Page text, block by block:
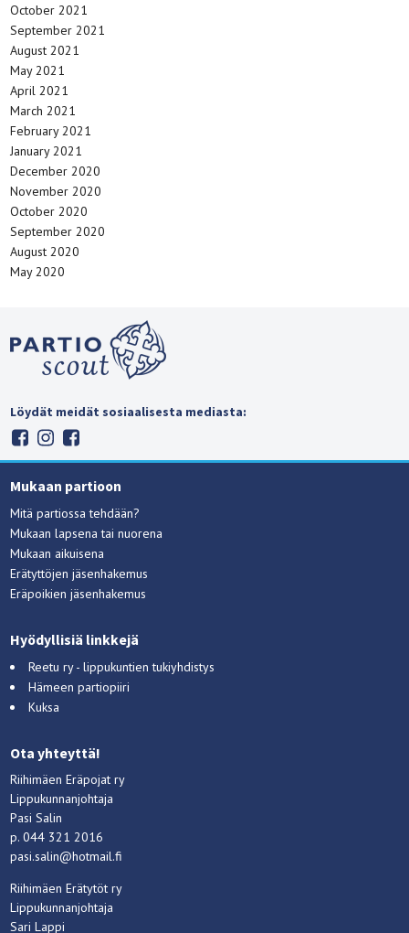
October 2021
September 2021
August 2021
May 2021
April 2021
March 2021
February 2021
January 2021
December 2020
November 2020
October 2020
September 2020
August 2020
May 2020
Löydät meidät sosiaalisesta mediasta:
Mukaan partioon
Mitä partiossa tehdään?
Mukaan lapsena tai nuorena
Mukaan aikuisena
Erätyttöjen jäsenhakemus
Eräpoikien jäsenhakemus
Hyödyllisiä linkkejä
Reetu ry - lippukuntien tukiyhdistys
Hämeen partiopiiri
Kuksa
Ota yhteyttä!
Riihimäen Eräpojat ry
Lippukunnanjohtaja
Pasi Salin
p. 044 321 2016
pasi.salin@hotmail.fi
Riihimäen Erätytöt ry
Lippukunnanjohtaja
Sari Lappi